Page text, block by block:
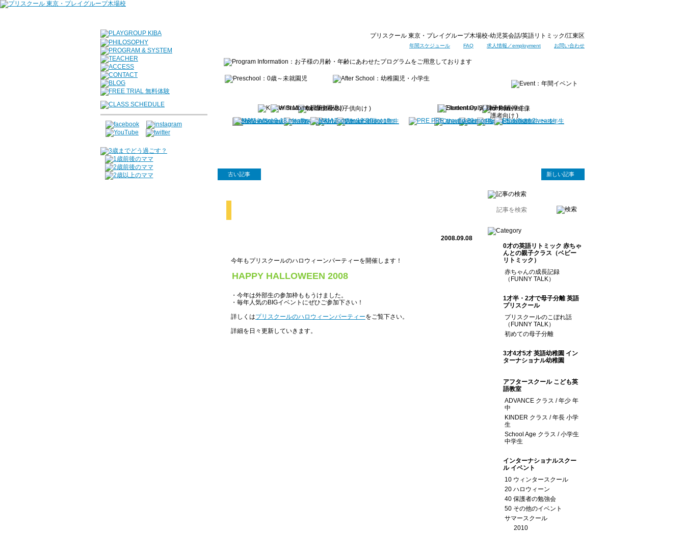
プリスクール 東京・プレイグループ木場校-幼児英会話/英語リトミック/江東区
年間スケジュール FAQ 求人情報／employment お問い合わせ
古い記事 新しい記事
2008.09.08
今年もプリスクールのハロウィーンパーティーを開催します！
HAPPY HALLOWEEN 2008
・今年は外部生の参加枠ももうけました。
・毎年人気のBIGイベントにぜひご参加下さい！
詳しくはプリスクールのハロウィーンパーティーをご覧下さい。
詳細を日々更新していきます。
0才の英語リトミック 赤ちゃ
んとの親子クラス（ベビー
リトミック）
赤ちゃんの成長記録
（FUNNY TALK）
1才半・2才で母子分離 英語
プリスクール
プリスクールのこぼれ話
（FUNNY TALK）
初めての母子分離
3才4才5才 英語幼稚園 イン
ターナショナル幼稚園
アフタースクール こども英
語教室
ADVANCE クラス / 年少 年
中
KINDER クラス / 年長 小学
生
School Age クラス / 小学生
中学生
インターナショナルスクー
ル イベント
10 ウィンタースクール
20 ハロウィーン
40 保護者の勉強会
50 その他のイベント
サマースクール
2010